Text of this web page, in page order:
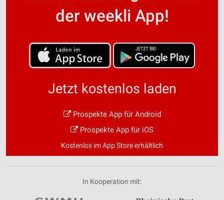
der weekli App!
Jetzt kostenlos laden
Prospekte App für Android
Prospekte App für iOS
Kostenlos im App Store erhältlich
In Kooperation mit: